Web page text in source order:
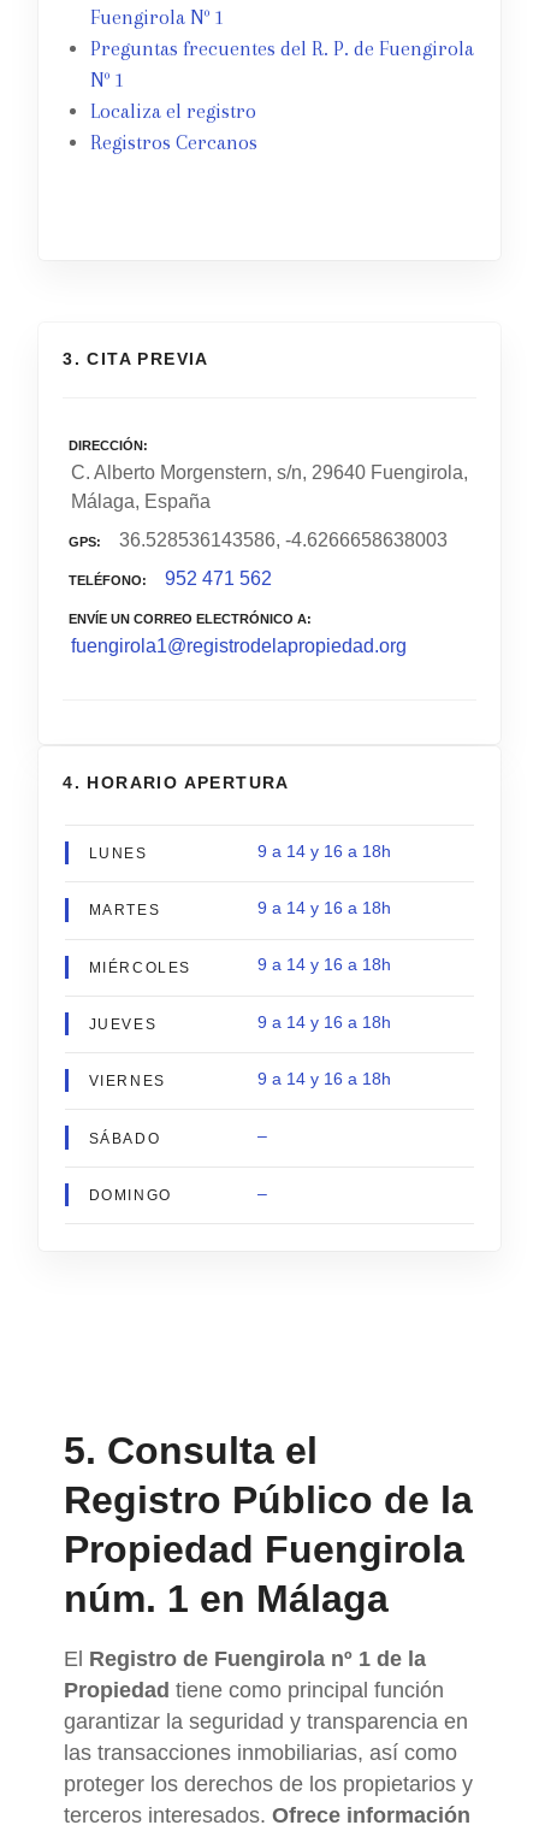
Fuengirola Nº 1
Preguntas frecuentes del R. P. de Fuengirola
Nº 1
Localiza el registro
Registros Cercanos
3. CITA PREVIA
DIRECCIÓN
C. Alberto Morgenstern, s/n, 29640 Fuengirola,
Málaga, España
GPS 36.528536143586, -4.6266658638003
TELÉFONO 952 471 562
ENVÍE UN CORREO ELECTRÓNICO A
fuengirola1@registrodelapropiedad.org
4. HORARIO APERTURA
LUNES 9 a 14 y 16 a 18h
MARTES 9 a 14 y 16 a 18h
MIÉRCOLES 9 a 14 y 16 a 18h
JUEVES 9 a 14 y 16 a 18h
VIERNES 9 a 14 y 16 a 18h
SÁBADO –
DOMINGO –
5. Consulta el
Registro Público de la
Propiedad Fuengirola
núm. 1 en Málaga
El Registro de Fuengirola nº 1 de la
Propiedad tiene como principal función
garantizar la seguridad y transparencia en
las transacciones inmobiliarias, así como
proteger los derechos de los propietarios y
terceros interesados. Ofrece información